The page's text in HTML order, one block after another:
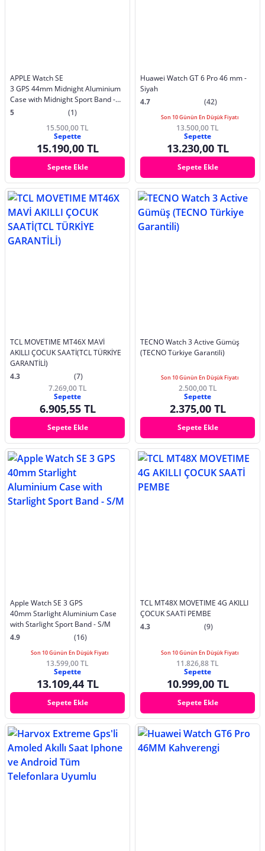
APPLE Watch SE
3 GPS 44mm Midnight Aluminium
Case with Midnight Sport Band -
S/M MEHN4TU/A
5
(1)
15.500,00 TL
Sepette
15.190,00 TL
Sepete Ekle
Huawei Watch GT 6 Pro 46 mm -
Siyah
4.7
(42)
Son 10 Günün En Düşük Fiyatı
13.500,00 TL
Sepette
13.230,00 TL
Sepete Ekle
TCL MOVETIME MT46X MAVİ
AKILLI ÇOCUK SAATİ(TCL TÜRKİYE
GARANTİLİ)
4.3
(7)
7.269,00 TL
Sepette
6.905,55 TL
Sepete Ekle
TECNO Watch 3 Active Gümüş
(TECNO Türkiye Garantili)
Son 10 Günün En Düşük Fiyatı
2.500,00 TL
Sepette
2.375,00 TL
Sepete Ekle
Apple Watch SE 3 GPS
40mm Starlight Aluminium Case
with Starlight Sport Band - S/M
4.9
(16)
Son 10 Günün En Düşük Fiyatı
13.599,00 TL
Sepette
13.109,44 TL
Sepete Ekle
TCL MT48X MOVETIME 4G AKILLI
ÇOCUK SAATİ PEMBE
4.3
(9)
Son 10 Günün En Düşük Fiyatı
11.826,88 TL
Sepette
10.999,00 TL
Sepete Ekle